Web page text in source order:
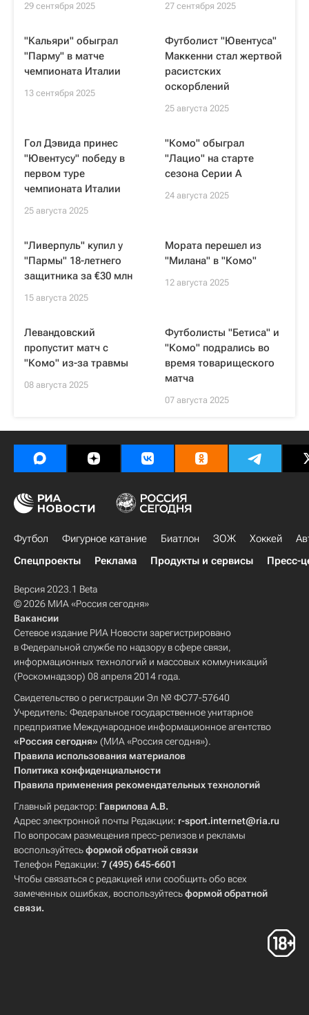
29 сентября 2025 27 сентября 2025
"Кальяри" обыграл
"Парму" в матче
чемпионата Италии
13 сентября 2025
Футболист "Ювентуса"
Маккенни стал жертвой
расистских
оскорблений
25 августа 2025
Гол Дэвида принес
"Ювентусу" победу в
первом туре
чемпионата Италии
25 августа 2025
"Комо" обыграл
"Лацио" на старте
сезона Серии А
24 августа 2025
"Ливерпуль" купил у
"Пармы" 18-летнего
защитника за €30 млн
15 августа 2025
Мората перешел из
"Милана" в "Комо"
12 августа 2025
Левандовский
пропустит матч с
"Комо" из-за травмы
08 августа 2025
Футболисты "Бетиса" и
"Комо" подрались во
время товарищеского
матча
07 августа 2025
Футбол Фигурное катание Биатлон ЗОЖ Хоккей
Спецпроекты
Реклама Продукты и сервисы Пресс-
Версия 2023.1 Beta
© 2026 МИА «Россия сегодня»
Вакансии
Сетевое издание РИА Новости зарегистрировано
в Федеральной службе по надзору в сфере связи,
информационных технологий и массовых коммуникаций
(Роскомнадзор) 08 апреля 2014 года.
Свидетельство о регистрации Эл № ФС77-57640
Учредитель: Федеральное государственное унитарное
предприятие Международное информационное агентство
«Россия сегодня» (МИА «Россия сегодня»).
Правила использования материалов
Политика конфиденциальности
Правила применения рекомендательных технологий
Главный редактор: Гаврилова А.В.
Адрес электронной почты Редакции: r-sport.internet@ria.ru
По вопросам размещения пресс-релизов и рекламы
воспользуйтесьформой обратной связи
Телефон Редакции: 7 (495) 645-6601
Чтобы связаться с редакцией или сообщить обо всех
замеченных ошибках, воспользуйтесьформой обратной
связи.